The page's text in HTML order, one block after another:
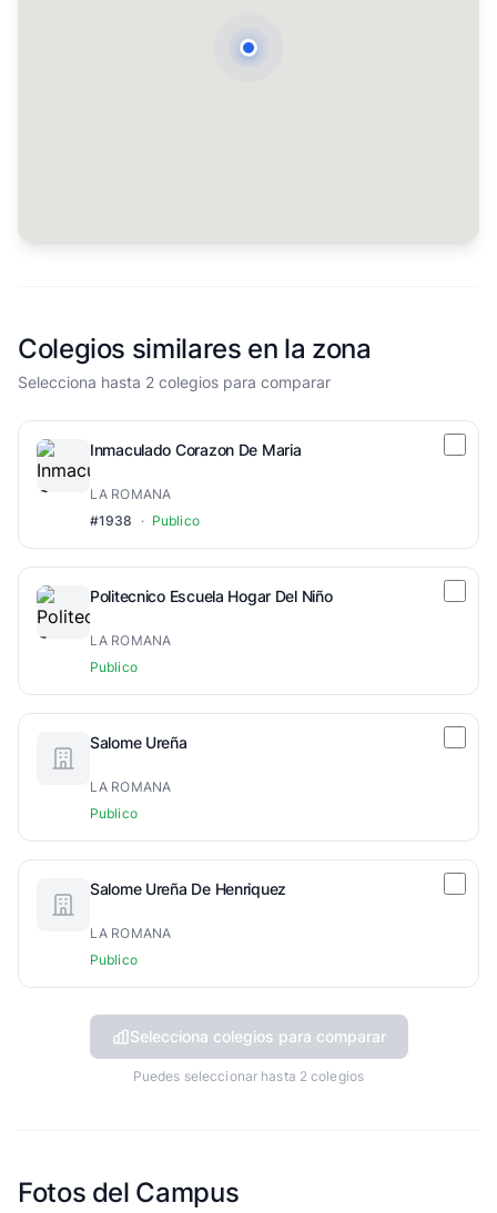
Colegios similares en la zona
Selecciona hasta 2 colegios para comparar
Inmaculado Corazon De Maria
LA ROMANA
#1938
· Publico
Politecnico Escuela Hogar Del Niño
LA ROMANA
Publico
Salome Ureña
LA ROMANA
Publico
Salome Ureña De Henriquez
LA ROMANA
Publico
Selecciona colegios para comparar
Puedes seleccionar hasta 2 colegios
Fotos del Campus